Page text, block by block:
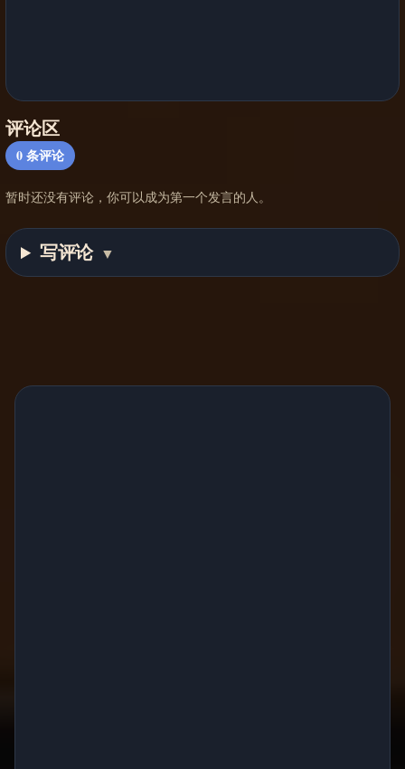
评论区
0条评论
暂时还没有评论，你可以成为第一个发言的人。
写评论 ▼